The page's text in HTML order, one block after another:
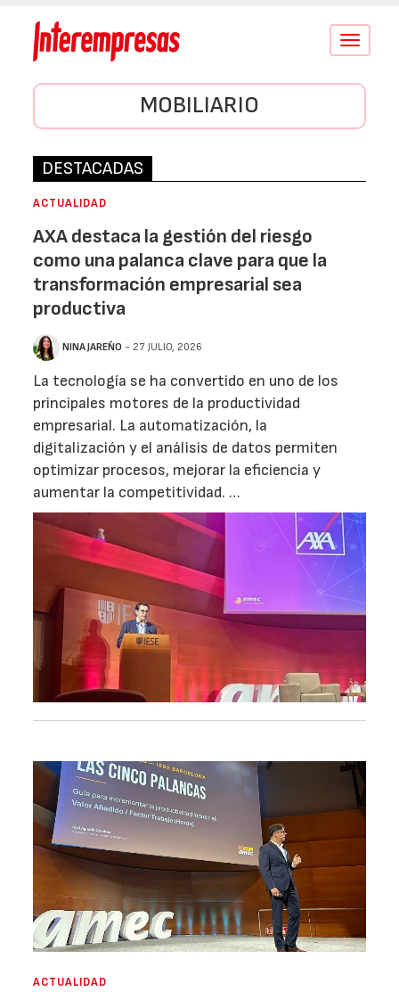
Conmutar
MOBILIARIO
DESTACADAS
ACTUALIDAD
AXA destaca la gestión del riesgo
como una palanca clave para que la
transformación empresarial sea
productiva
NINA JAREÑO - 27 JULIO, 2026
La tecnología se ha convertido en uno de los
principales motores de la productividad
empresarial. La automatización, la
digitalización y el análisis de datos permiten
optimizar procesos, mejorar la eficiencia y
aumentar la competitividad. …
ACTUALIDAD